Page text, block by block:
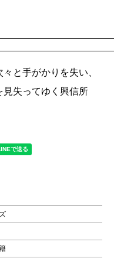
と手がかりを失い、
見失ってゆく興信所